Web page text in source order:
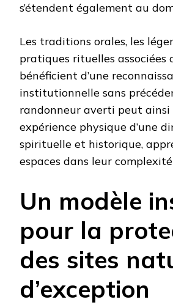
s’étendent également au
Les traditions orales, les
pratiques rituelles associées
bénéficient d’une
institutionnelle sans
randonneur averti peut ainsi
expérience physique d’une
spirituelle et historique,
espaces dans leur
Un modèle
pour la
des sites
d’exception